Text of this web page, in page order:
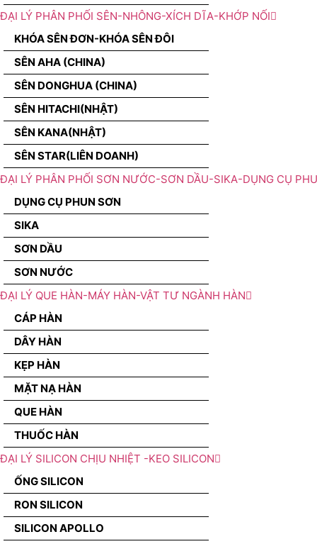
ĐẠI LÝ PHÂN PHỐI SÊN-NHÔNG-XÍCH DĨA-KHỚP NỐI
KHÓA SÊN ĐƠN-KHÓA SÊN ĐÔI
SÊN AHA (CHINA)
SÊN DONGHUA (CHINA)
SÊN HITACHI(NHẬT)
SÊN KANA(NHẬT)
SÊN STAR(LIÊN DOANH)
ĐẠI LÝ PHÂN PHỐI SƠN NƯỚC-SƠN DẦU-SIKA-DỤNG CỤ
DỤNG CỤ PHUN SƠN
SIKA
SƠN DẦU
SƠN NƯỚC
ĐẠI LÝ QUE HÀN-MÁY HÀN-VẬT TƯ NGÀNH HÀN
CÁP HÀN
DÂY HÀN
KẸP HÀN
MẶT NẠ HÀN
QUE HÀN
THUỐC HÀN
ĐẠI LÝ SILICON CHỊU NHIỆT -KEO SILICON
ỐNG SILICON
RON SILICON
SILICON APOLLO